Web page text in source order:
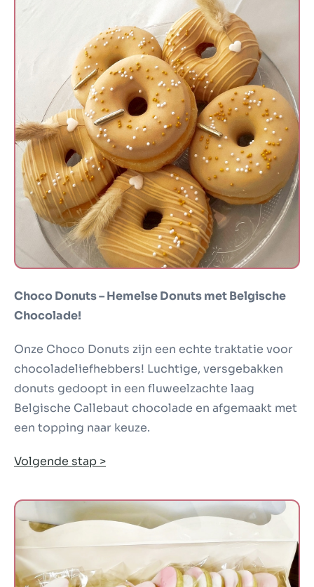
Donuts
Choco Donuts – Hemelse Donuts met Belgische
Chocolade!
Onze Choco Donuts zijn een echte traktatie voor
chocoladeliefhebbers! Luchtige, versgebakken
donuts gedoopt in een fluweelzachte laag
Belgische Callebaut chocolade en afgemaakt met
een topping naar keuze.
Volgende stap >